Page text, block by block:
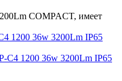
COMPACT, имеет
1200 36w 3200Lm IP65